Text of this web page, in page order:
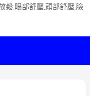
鬆,眼部舒壓,頭部舒壓,臉